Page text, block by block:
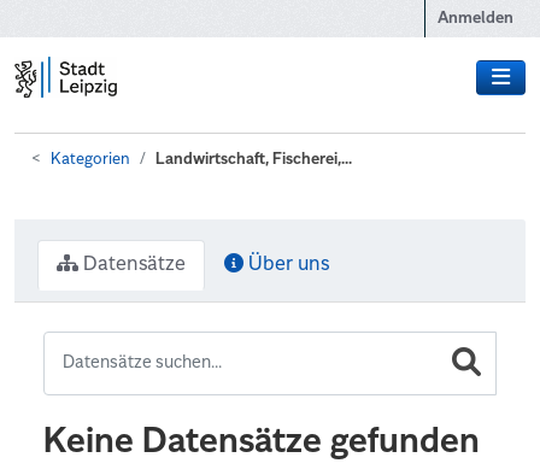
Anmelden
Kategorien Landwirtschaft, Fischerei,...
Datensätze Über uns
Keine Datensätze gefunden